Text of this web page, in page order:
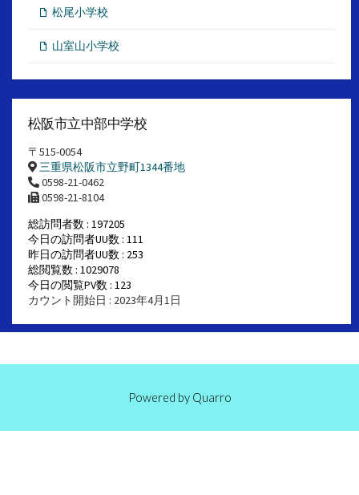
松尾小学校
山室山小学校
松阪市立中部中学校
〒515-0054
三重県松阪市立野町1344番地
0598-21-0462
0598-21-8104
総訪問者数 : 197205
今日の訪問者UU数 : 111
昨日の訪問者UU数 : 253
総閲覧数 : 1029078
今日の閲覧PV数 : 123
カウント開始日 : 2023年4月1日
Powered by Quarro